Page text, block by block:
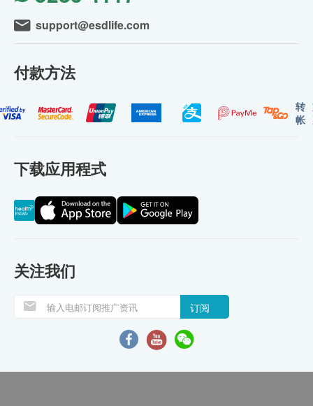
support@esdlife.com
付款方法
转
帐
下载应用程式
关注我们
订阅